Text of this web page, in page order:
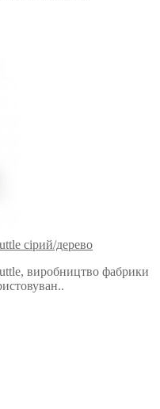
сірий/дерево
виробництво фабрики